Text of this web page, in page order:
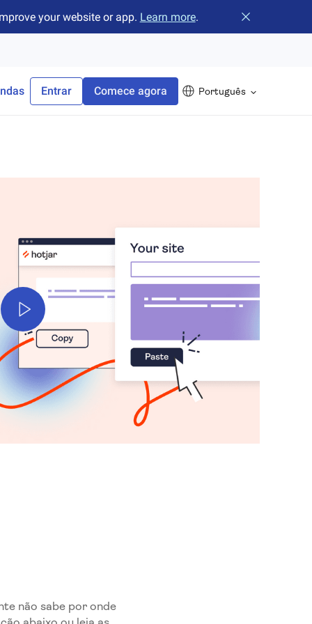
your website or app. Learn more. Fechar o
Entrar Comece agora Português
Play
não sabe por onde